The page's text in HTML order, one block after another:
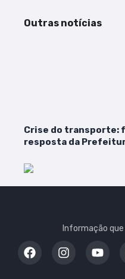
Outras notícias
Crise do transporte:
resposta da
Informação